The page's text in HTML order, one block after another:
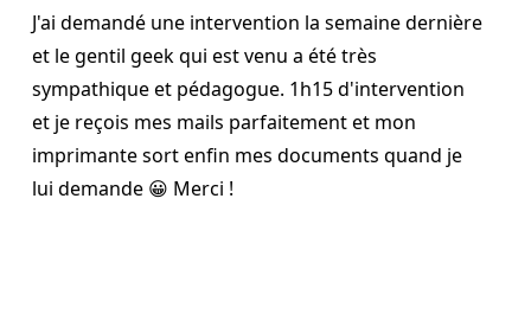
J'ai demandé une intervention la semaine dernière
et le gentil geek qui est venu a été très
sympathique et pédagogue. 1h15 d'intervention
et je reçois mes mails parfaitement et mon
imprimante sort enfin mes documents quand je
lui demande 😀 Merci !